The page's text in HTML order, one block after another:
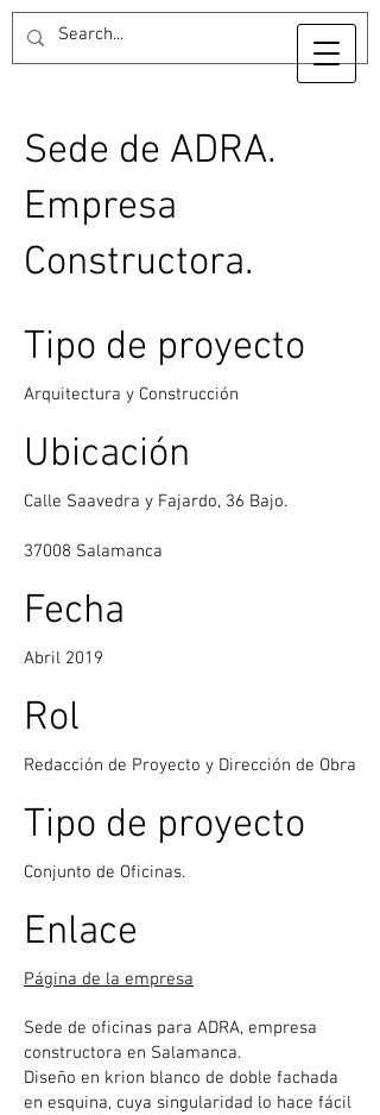
Sede de ADRA.
Empresa
Constructora.
Tipo de proyecto
Arquitectura y Construcción
Ubicación
Calle Saavedra y Fajardo, 36 Bajo.
37008 Salamanca
Fecha
Abril 2019
Rol
Redacción de Proyecto y Dirección de Obra
Tipo de proyecto
Conjunto de Oficinas.
Enlace
Página de la empresa
Sede de oficinas para ADRA, empresa
constructora en Salamanca.
Diseño en krion blanco de doble fachada
en esquina, cuya singularidad lo hace fácil